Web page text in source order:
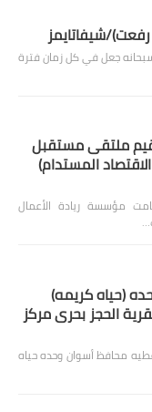
شيفاتايمز
سبحانه جعل في كل زمان فترة
تقيم ملتقى مستقبل
المستدام)
محي على نهج رؤية مصر ٢٠٣٠ أقامت مؤسسة ريادة الأعمال
(حياه كريمه)
الحجز بحرى مركز
محافظ أسوان وحده حياه